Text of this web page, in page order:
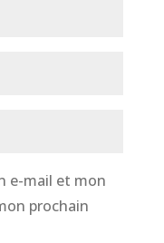
e-mail et mon
prochain